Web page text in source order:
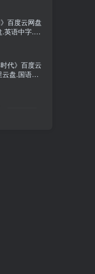
百度云网盘
英语中字.
代》百度云
云盘.国语中